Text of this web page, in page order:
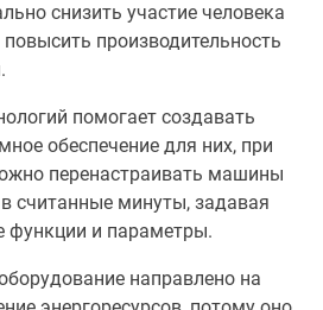
снизить участие человека
повысить производительность
помогает создавать
обеспечение для них, при
перенастраивать машины
считанные минуты, задавая
функции и параметры.
направлено на